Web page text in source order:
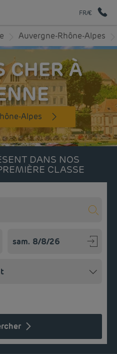
FR/€
Auvergne-Rhône-Alpes
CHER À
Alpes
DANS NOS
CLASSE